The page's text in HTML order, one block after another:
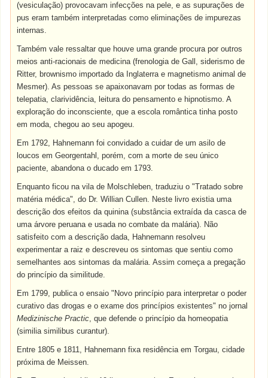
(vesiculação) provocavam infecções na pele, e as supurações de
pus eram também interpretadas como eliminações de impurezas
internas.
Também vale ressaltar que houve uma grande procura por outros
meios anti-racionais de medicina (frenologia de Gall, siderismo de
Ritter, brownismo importado da Inglaterra e magnetismo animal de
Mesmer). As pessoas se apaixonavam por todas as formas de
telepatia, clarividência, leitura do pensamento e hipnotismo. A
exploração do inconsciente, que a escola romântica tinha posto
em moda, chegou ao seu apogeu.
Em 1792, Hahnemann foi convidado a cuidar de um asilo de
loucos em Georgentahl, porém, com a morte de seu único
paciente, abandona o ducado em 1793.
Enquanto ficou na vila de Molschleben, traduziu o "Tratado sobre
matéria médica", do Dr. Willian Cullen. Neste livro existia uma
descrição dos efeitos da quinina (substância extraída da casca de
uma árvore peruana e usada no combate da malária). Não
satisfeito com a descrição dada, Hahnemann resolveu
experimentar a raiz e descreveu os sintomas que sentiu como
semelhantes aos sintomas da malária. Assim começa a pregação
do princípio da similitude.
Em 1799, publica o ensaio "Novo princípio para interpretar o poder
curativo das drogas e o exame dos princípios existentes" no jornal
Medizinische Practic, que defende o princípio da homeopatia
(similia similibus curantur).
Entre 1805 e 1811, Hahnemann fixa residência em Torgau, cidade
próxima de Meissen.